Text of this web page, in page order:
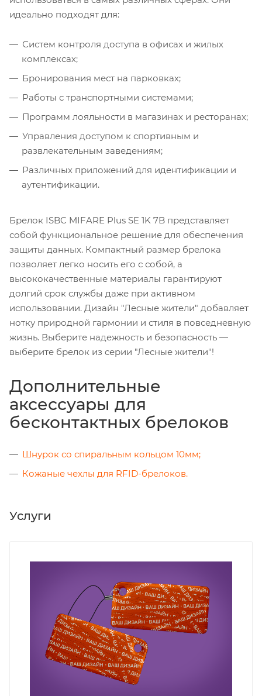
идеально подходят для:
Систем контроля доступа в офисах и жилых
комплексах;
Бронирования мест на парковках;
Работы с транспортными системами;
Программ лояльности в магазинах и ресторанах;
Управления доступом к спортивным и
развлекательным заведениям;
Различных приложений для идентификации и
аутентификации.
Брелок ISBC MIFARE Plus SE 1K 7B представляет
собой функциональное решение для обеспечения
защиты данных. Компактный размер брелока
позволяет легко носить его с собой, а
высококачественные материалы гарантируют
долгий срок службы даже при активном
использовании. Дизайн "Лесные жители" добавляет
нотку природной гармонии и стиля в повседневную
жизнь. Выберите надежность и безопасность —
выберите брелок из серии "Лесные жители"!
Дополнительные
аксессуары для
бесконтактных брелоков
Шнурок со спиральным кольцом 10мм;
Кожаные чехлы для RFID-брелоков.
Услуги